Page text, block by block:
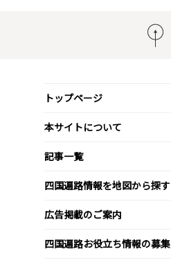
トップページ
本サイトについて
記事一覧
四国遍路情報を地図から探す
広告掲載のご案内
四国遍路お役立ち情報の募集